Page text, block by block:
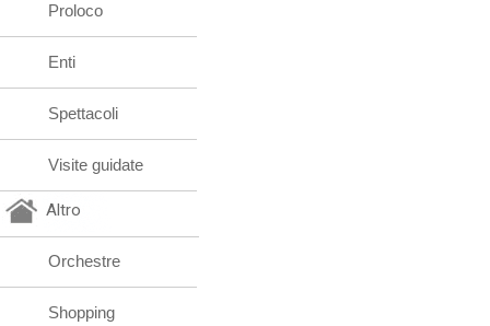
Proloco
Enti
Spettacoli
Visite guidate
Altro
Orchestre
Shopping